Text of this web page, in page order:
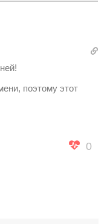
поэтому этот
0